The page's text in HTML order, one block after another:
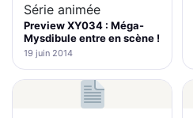
Série animée
Preview XY034 : Méga-
Mysdibule entre en scène !
19 juin 2014